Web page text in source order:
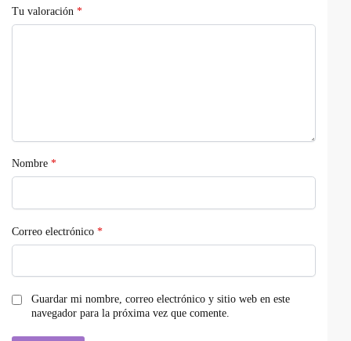
Tu valoración *
Nombre *
Correo electrónico *
Guardar mi nombre, correo electrónico y sitio web en este
navegador para la próxima vez que comente.